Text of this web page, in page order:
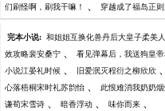
们刷怪啊，刷我干嘛！ 、 穿越成了福岛正
完本小说: 和姐姐互换化兽丹后大皇子柔美人
效攻略裴安桑宁 、 看见弹幕后，我送狗皇
小说江晏礼时候 、 旧爱泯灭程衍之柳欣欣 、
心落梧桐宋时礼苏韵怡 、 此恨难消我奶奶烟
谦荀宋雪诗 、 暗香浮动 、 味你而来 、